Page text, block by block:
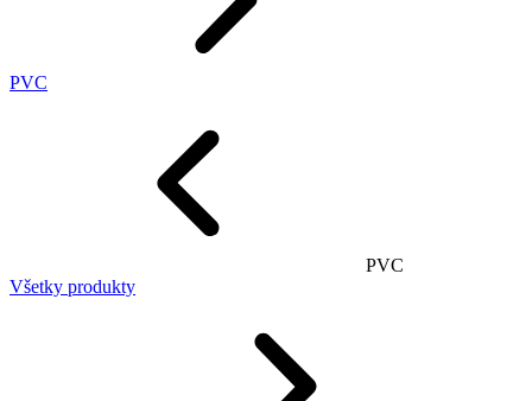
PVC
PVC
Všetky produkty